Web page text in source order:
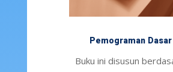
Pemograman
Buku ini disusun